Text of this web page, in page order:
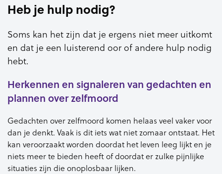
Heb je hulp nodig?
Soms kan het zijn dat je ergens niet meer uitkomt
en dat je een luisterend oor of andere hulp nodig
hebt.
Herkennen en signaleren van gedachten en
plannen over zelfmoord
Gedachten over zelfmoord komen helaas veel vaker voor
dan je denkt. Vaak is dit iets wat niet zomaar ontstaat. Het
kan veroorzaakt worden doordat het leven leeg lijkt en je
niets meer te bieden heeft of doordat er zulke pijnlijke
situaties zijn die onoplosbaar lijken.